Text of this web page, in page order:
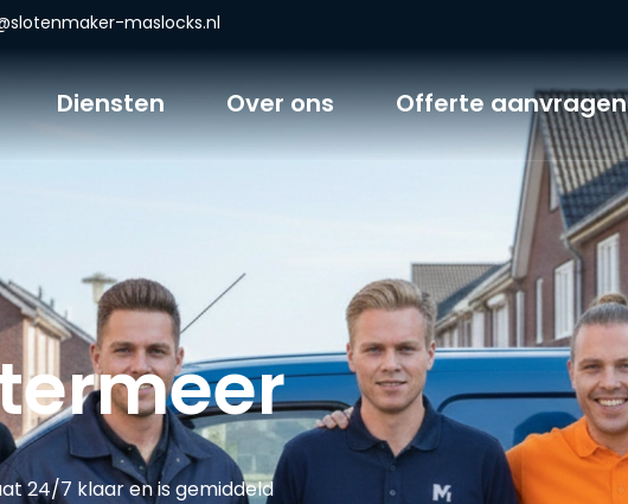
maslocks.nl
Diensten Over ons Offerte aanvragen
24/7 klaar en is gemiddeld